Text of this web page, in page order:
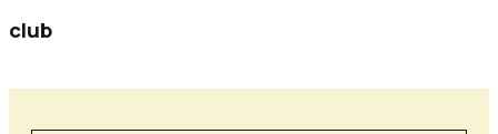
club